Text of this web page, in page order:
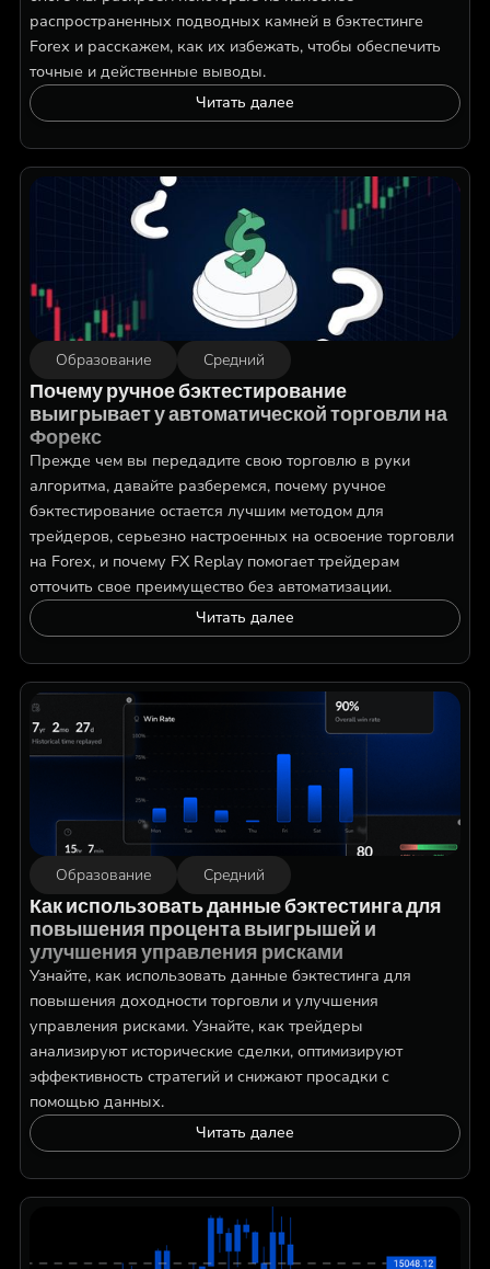
распространенных подводных камней в бэктестинге
Forex и расскажем, как их избежать, чтобы обеспечить
точные и действенные выводы.
Читать далее
Образование Средний
Почему ручное бэктестирование
выигрывает у автоматической торговли на
Форекс
Прежде чем вы передадите свою торговлю в руки
алгоритма, давайте разберемся, почему ручное
бэктестирование остается лучшим методом для
трейдеров, серьезно настроенных на освоение торговли
на Forex, и почему FX Replay помогает трейдерам
отточить свое преимущество без автоматизации.
Читать далее
Образование Средний
Как использовать данные бэктестинга для
повышения процента выигрышей и
улучшения управления рисками
Узнайте, как использовать данные бэктестинга для
повышения доходности торговли и улучшения
управления рисками. Узнайте, как трейдеры
анализируют исторические сделки, оптимизируют
эффективность стратегий и снижают просадки с
помощью данных.
Читать далее